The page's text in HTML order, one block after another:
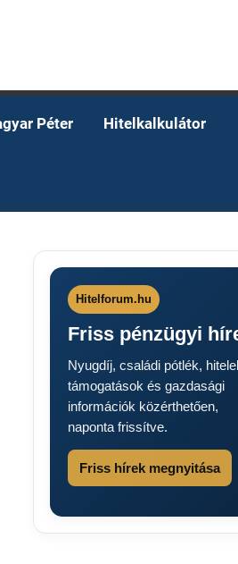
Péter Hitelkalkulátor
Hitelforum.hu
Friss pénzügyi
Nyugdíj, családi pótlék,
támogatások és gazdasági
információk közérthetően,
naponta frissítve.
Friss hírek megnyitása